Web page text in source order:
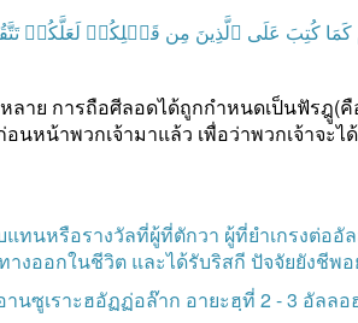
كَمَا كُتِبَ عَلَى ٱلَّذِينَ مِن قَبۡلِكُمۡ لَعَلَّكُمۡ
ลาย การถือศีลอดได้ถูกกำหนดเป็นฟัรฎู(คื
นหน้าพวกเจ้ามาแล้ว เพื่อว่าพวกเจ้าจะได้
นหรือรางวัลที่ผู้ที่ตักวา ผู้ที่ยำเกรงต่ออั
างออกในชีวิต และได้รับริสกี ปัจจัยยังชีพ
นซูเราะฮอัฏฏ่อล๊าก อายะฮฺที่ 2 - 3 อัลลอ